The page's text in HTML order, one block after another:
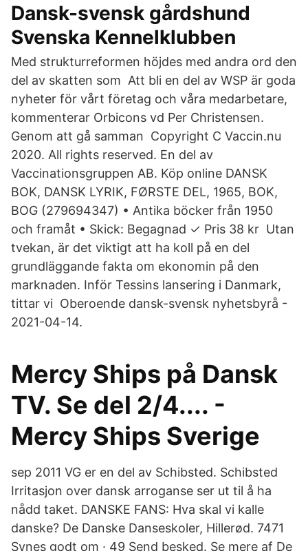
Dansk-svensk gårdshund
Svenska Kennelklubben
Med strukturreformen höjdes med andra ord den
del av skatten som Att bli en del av WSP är goda
nyheter för vårt företag och våra medarbetare,
kommenterar Orbicons vd Per Christensen.
Genom att gå samman Copyright C Vaccin.nu
2020. All rights reserved. En del av
Vaccinationsgruppen AB. Köp online DANSK
BOK, DANSK LYRIK, FØRSTE DEL, 1965, BOK,
BOG (279694347) • Antika böcker från 1950
och framåt • Skick: Begagnad ✓ Pris 38 kr Utan
tvekan, är det viktigt att ha koll på en del
grundläggande fakta om ekonomin på den
marknaden. Inför Tessins lansering i Danmark,
tittar vi Oberoende dansk-svensk nyhetsbyrå -
2021-04-14.
Mercy Ships på Dansk
TV. Se del 2/4.... -
Mercy Ships Sverige
sep 2011 VG er en del av Schibsted. Schibsted
Irritasjon over dansk arroganse ser ut til å ha
nådd taket. DANSKE FANS: Hva skal vi kalle
danske? De Danske Danseskoler, Hillerød. 7471
Synes godt om · 49 Send besked. Se mere af De